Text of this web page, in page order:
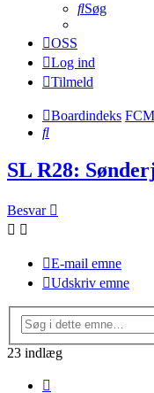
Søg
OSS
Log ind
Tilmeld
Boardindeks
Søg
SL R28:
Besvar
E-mail emne
Udskriv emne
23 indlæg